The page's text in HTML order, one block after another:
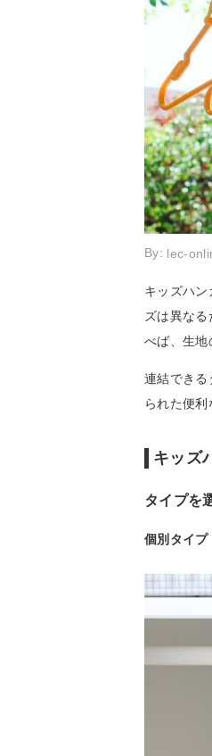
By: lec-
キッズハ
ズは異な
べば、生地
連結できる
られた便利
キッズ
タイプを
個別タイプ